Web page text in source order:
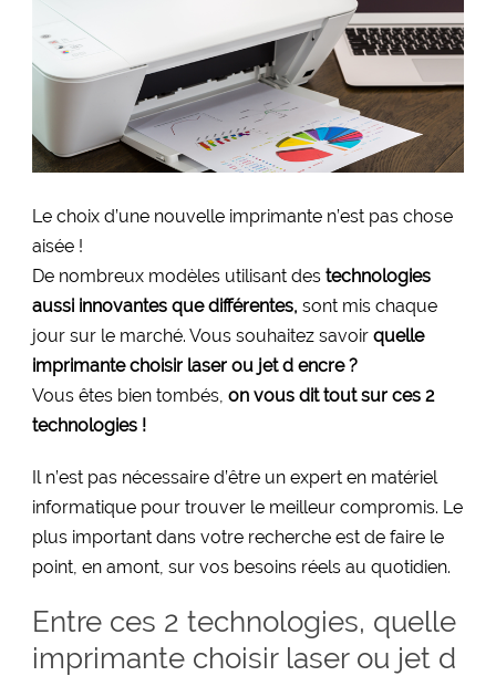
Le choix d’une nouvelle imprimante n’est pas chose
aisée !
De nombreux modèles utilisant des technologies
aussi innovantes que différentes, sont mis chaque
jour sur le marché. Vous souhaitez savoir quelle
imprimante choisir laser ou jet d encre ?
Vous êtes bien tombés, on vous dit tout sur ces 2
technologies !
Il n’est pas nécessaire d’être un expert en matériel
informatique pour trouver le meilleur compromis. Le
plus important dans votre recherche est de faire le
point, en amont, sur vos besoins réels au quotidien.
Entre ces 2 technologies, quelle
imprimante choisir laser ou jet d